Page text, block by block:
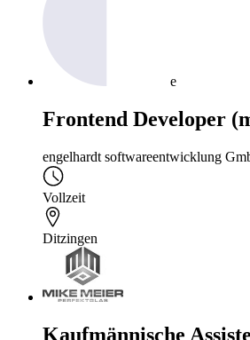
e
Frontend Developer
engelhardt softwareentwicklung
Vollzeit
Ditzingen
Kaufmännische